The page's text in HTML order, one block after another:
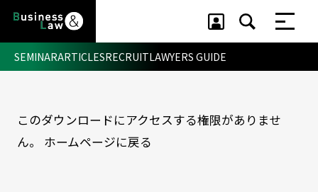
セミナー ・ 記事
セミナー
SEMINARARTICLESRECRUITLAWYERS GUIDE
このダウンロードにアクセスする権限がありませ
ん。 ホームページに戻る